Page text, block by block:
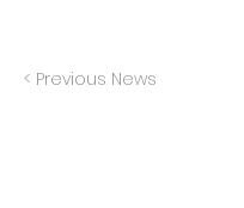
< Previous News